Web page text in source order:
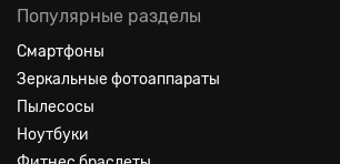
Популярные разделы
Смартфоны
Зеркальные фотоаппараты
Пылесосы
Ноутбуки